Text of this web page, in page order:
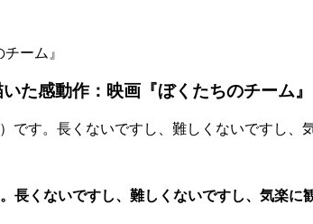
ーム』
た感動作：映画『ぼくたちのチーム』
す。長くないですし、難しくないですし、
くないですし、難しくないですし、気楽に